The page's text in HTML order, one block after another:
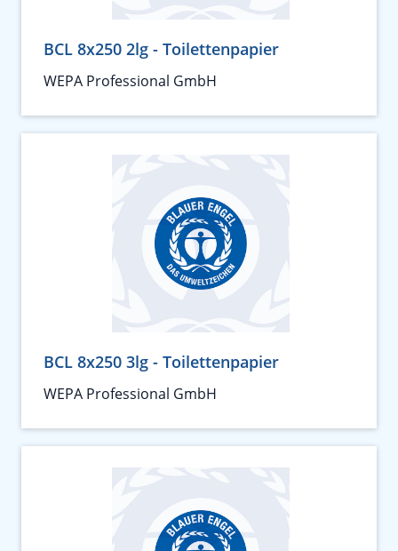
BCL 8x250 2lg - Toilettenpapier
WEPA Professional GmbH
BCL 8x250 3lg - Toilettenpapier
WEPA Professional GmbH